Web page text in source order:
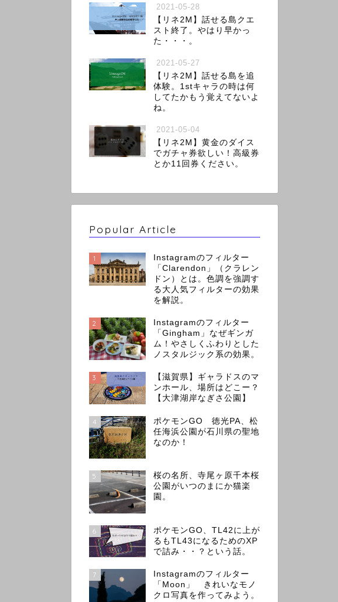
2021-05-28
【リネ2M】話せる島クエ
スト終了。やはり早かっ
た・・・。
2021-05-27
【リネ2M】話せる島を追
体験。1stキャラの時は何
してたかもう覚えてないよ
ね。
2021-05-04
【リネ2M】黄金のダイス
でガチャ券欲しい！高級券
とか11回券ください。
Popular Article
1
Instagramのフィルター
「Clarendon」（クラレン
ドン）とは。色調を強調す
る大人気フィルターの効果
を解説。
2
Instagramのフィルター
「Gingham」なぜギンガ
ム！やさしくふわりとした
ノスタルジック系の効果。
3
【滋賀県】ギャラドスのマ
ンホール、場所はどこー？
【大津湖岸なぎさ公園】
4
ポケモンGO 徳光PA、松
任海浜公園が石川県の聖地
なのか！
5
桜の名所、寺尾ヶ原千本桜
公園がいつのまにか猫楽
園。
6
ポケモンGO、TL42に上が
るもTL43になるためのXP
で詰み・・？という話。
7
Instagramのフィルター
「Moon」 きれいなモノ
クロ写真を作ってみよう。